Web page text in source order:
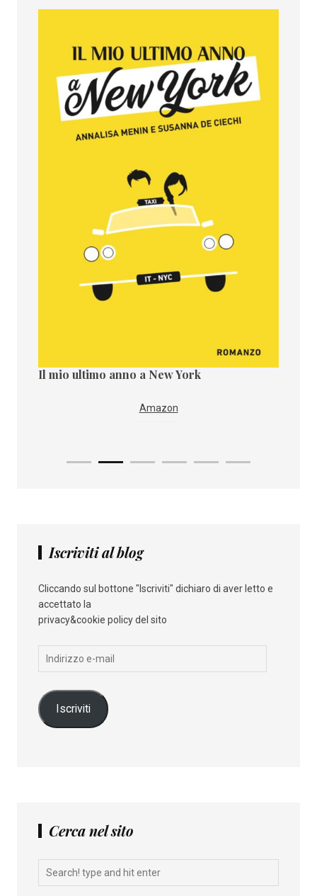
Il mio ultimo anno a New York
Amazon
Iscriviti al blog
Cliccando sul bottone "Iscriviti" dichiaro di aver letto e
accettato la
privacy&cookie policy del sito
Indirizzo
Iscriviti
Cerca nel sito